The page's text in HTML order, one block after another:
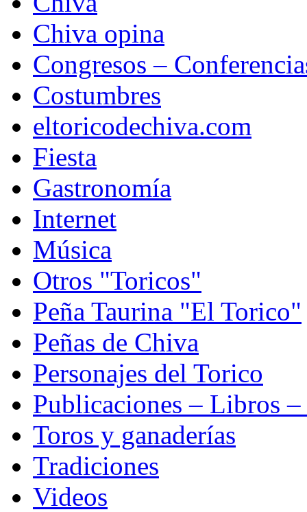
Chiva opina
Congresos –
Costumbres
eltoricodechiva.com
Fiesta
Gastronomía
Internet
Música
Otros "Toricos"
Peña Taurina "El Torico"
Peñas de Chiva
Personajes del Torico
Publicaciones – Libros –
Toros y ganaderías
Tradiciones
Videos